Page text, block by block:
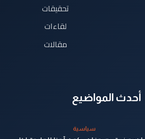
تحقيقات
لقاءات
مقالات
أحدث المواضيع
سياسية